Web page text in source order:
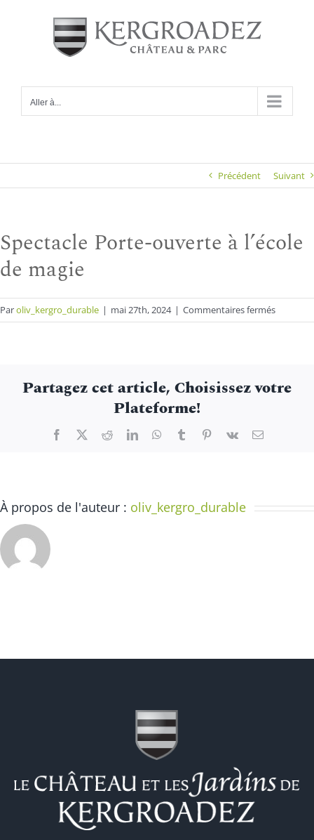
Aller à...
Précédent Suivant
Spectacle Porte-ouverte à l’école
de magie
Paroliv_kergro_durable | mai 27th, 2024 | Commentaires ferméssur
Spectacle
l’école
Partagez cet article, Choisissez votre
Plateforme!
Facebook
X RedditLinkedInWhatsApp
TumblrPinterest
Vk Email
À propos de l'auteur : oliv_kergro_durable